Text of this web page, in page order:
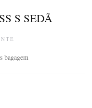
S SEDÃ
bagagem